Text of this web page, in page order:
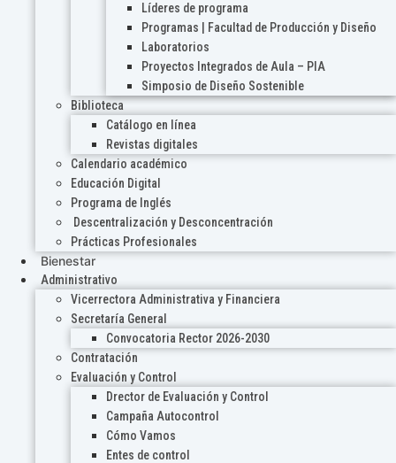
Líderes de programa
Programas | Facultad de Producción y Diseño
Laboratorios
Proyectos Integrados de Aula – PIA
Simposio de Diseño Sostenible
Biblioteca
Catálogo en línea
Revistas digitales
Calendario académico
Educación Digital
Programa de Inglés
Descentralización y Desconcentración
Prácticas Profesionales
Bienestar
Administrativo
Vicerrectora Administrativa y Financiera
Secretaría General
Convocatoria Rector 2026-2030
Contratación
Evaluación y Control
Drector de Evaluación y Control
Campaña Autocontrol
Cómo Vamos
Entes de control